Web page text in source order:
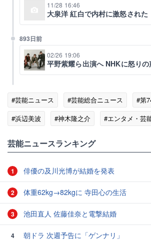
11/28 16:46
大泉洋 紅白で内村に激怒された
893日前
02/26 19:06
平野紫耀ら出演へ NHKに怒りの
#芸能ニュース #芸能総合ニュース
#第
#浜辺美波
#神木隆之介 #エンタメ・芸
芸能ニュースランキング
1 俳優の及川光博が結婚を発表
2 体重62kg→82kgに 寺田心の生活
3 池田直人 佐藤佳奈と電撃結婚
4 朝ドラ 次週予告に「ゲンナリ」